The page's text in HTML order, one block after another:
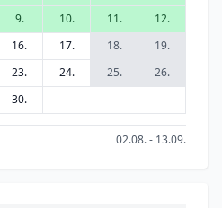
9. 10. 11.
12.
16. 17. 18.
19.
23. 24. 25.
26.
30.
02.08. - 13.09.